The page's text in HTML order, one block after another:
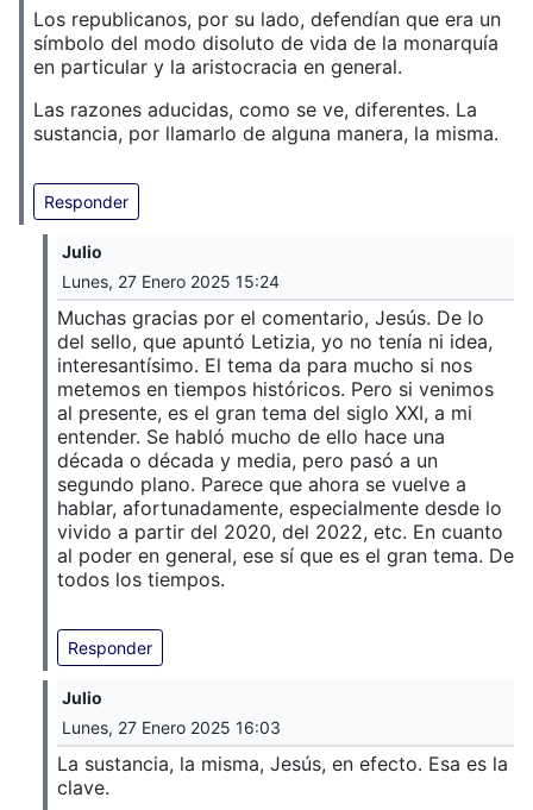
Los republicanos, por su lado, defendían que era un
símbolo del modo disoluto de vida de la monarquía
en particular y la aristocracia en general.
Las razones aducidas, como se ve, diferentes. La
sustancia, por llamarlo de alguna manera, la misma.
Responder
Julio
Lunes, 27 Enero 2025 15:24
Muchas gracias por el comentario, Jesús. De lo
del sello, que apuntó Letizia, yo no tenía ni idea,
interesantísimo. El tema da para mucho si nos
metemos en tiempos históricos. Pero si venimos
al presente, es el gran tema del siglo XXI, a mi
entender. Se habló mucho de ello hace una
década o década y media, pero pasó a un
segundo plano. Parece que ahora se vuelve a
hablar, afortunadamente, especialmente desde lo
vivido a partir del 2020, del 2022, etc. En cuanto
al poder en general, ese sí que es el gran tema. De
todos los tiempos.
Responder
Julio
Lunes, 27 Enero 2025 16:03
La sustancia, la misma, Jesús, en efecto. Esa es la
clave.